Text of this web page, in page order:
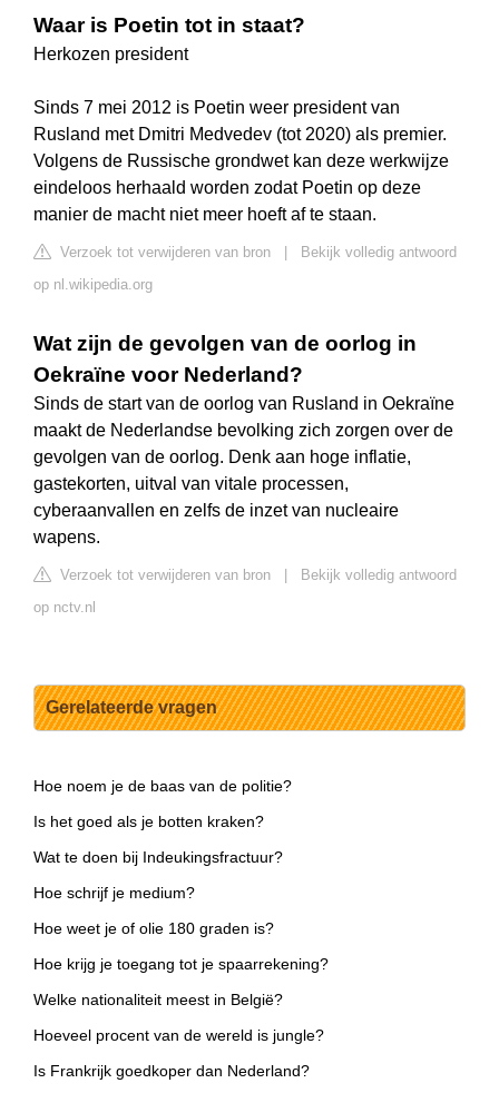
Waar is Poetin tot in staat?
Herkozen president
Sinds 7 mei 2012 is Poetin weer president van
Rusland met Dmitri Medvedev (tot 2020) als premier.
Volgens de Russische grondwet kan deze werkwijze
eindeloos herhaald worden zodat Poetin op deze
manier de macht niet meer hoeft af te staan.
Verzoek tot verwijderen van bron
Bekijk volledig antwoord
op nl.wikipedia.org
Wat zijn de gevolgen van de oorlog in
Oekraïne voor Nederland?
Sinds de start van de oorlog van Rusland in Oekraïne
maakt de Nederlandse bevolking zich zorgen over de
gevolgen van de oorlog. Denk aan hoge inflatie,
gastekorten, uitval van vitale processen,
cyberaanvallen en zelfs de inzet van nucleaire
wapens.
Verzoek tot verwijderen van bron
Bekijk volledig antwoord
op nctv.nl
Gerelateerde vragen
Hoe noem je de baas van de politie?
Is het goed als je botten kraken?
Wat te doen bij Indeukingsfractuur?
Hoe schrijf je medium?
Hoe weet je of olie 180 graden is?
Hoe krijg je toegang tot je spaarrekening?
Welke nationaliteit meest in België?
Hoeveel procent van de wereld is jungle?
Is Frankrijk goedkoper dan Nederland?